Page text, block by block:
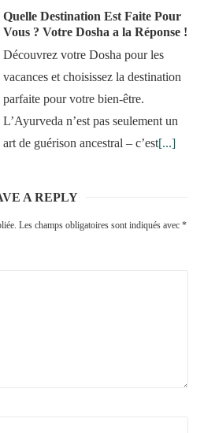
Quelle Destination Est Faite Pour
Vous ? Votre Dosha a la Réponse !
Découvrez votre Dosha pour les
vacances et choisissez la destination
parfaite pour votre bien-être.
L’Ayurveda n’est pas seulement un
art de guérison ancestral – c’est[...]
A REPLY
Les champs obligatoires sont indiqués avec *